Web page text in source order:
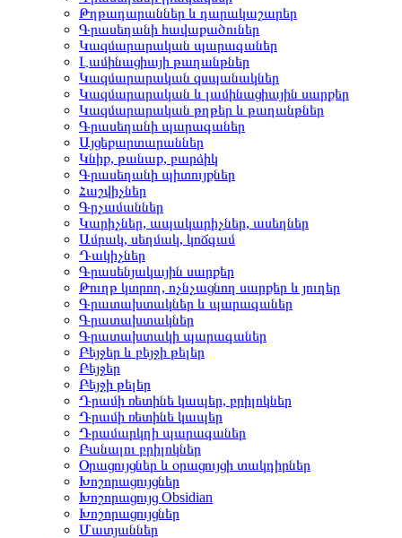
Թղթադարաններ և դարակաշարեր
Գրասեղանի հավաքածուներ
Կազմարարական պարագաներ
Լամինացիայի թաղանթներ
Կազմարարական զսպանակներ
Կազմարարական և լամինացիային սարքեր
Կազմարարական թղթեր և թաղանթներ
Գրասեղանի պարագաներ
Այցեքարտարաններ
Կնիք, թանաք, բարձիկ
Գրասեղանի պիտույքներ
Հաշվիչներ
Գրչամաններ
Կարիչներ, ապակարիչներ, ասեղներ
Ամրակ, սեղմակ, կոճգամ
Դակիչներ
Գրասենյակային սարքեր
Թուղթ կտրող, ոչնչացնող սարքեր և յուղեր
Գրատախտակներ և պարագաներ
Գրատախտակներ
Գրատախտակի պարագաներ
Բեյջեր և բեյջի թելեր
Բեյջեր
Բեյջի թելեր
Դրամի ռետինե կապեր, բրիլոկներ
Դրամի ռետինե կապեր
Դրամարկղի պարագաներ
Բանալու բրիլոկներ
Օրացույցներ և օրացույցի տակդիրներ
Խոշորացույցներ
Խոշորացույց Obsidian
Խոշորացույցներ
Մատյաններ